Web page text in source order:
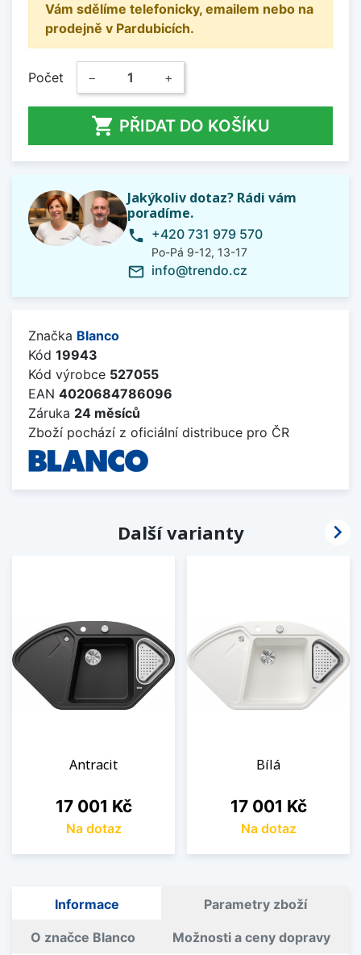
Vám sdělíme telefonicky, emailem nebo na
prodejně v Pardubicích.
Počet − +
 PŘIDAT DO KOŠÍKU
Jakýkoliv dotaz? Rádi vám
poradíme.
phone +420 731 979 570
Po-Pá 9-12, 13-17
mail_outline info@trendo.cz
Značka Blanco
Kód 19943
Kód výrobce 527055
EAN 4020684786096
Záruka 24 měsíců
Zboží pochází z oficiální distribuce pro ČR
Další varianty
Antracit
Cena
17 001 Kč
Na dotaz
Bílá
Cena
17 001 Kč
Na dotaz

Informace Parametry zboží
O značce Blanco Možnosti a ceny dopravy